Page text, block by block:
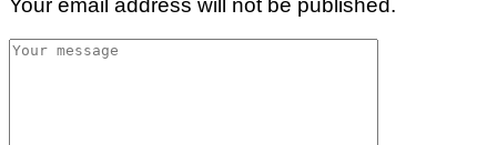
Your email address will not be published.